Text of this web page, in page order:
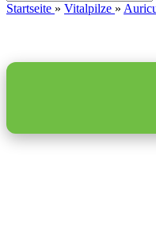
Startseite » Vitalpilze »